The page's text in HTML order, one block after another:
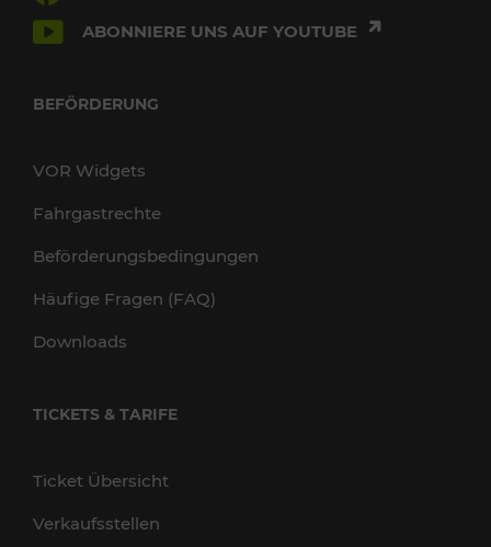
ABONNIERE UNS AUF YOUTUBE
BEFÖRDERUNG
VOR Widgets
Fahrgastrechte
Beförderungsbedingungen
Häufige Fragen (FAQ)
Downloads
TICKETS & TARIFE
Ticket Übersicht
Verkaufsstellen